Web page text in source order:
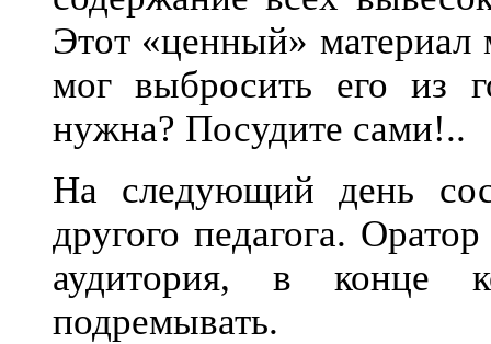
Этот «ценный» материал
мог выбросить его из
нужна? Посудите сами!..
На следующий день
другого педагога.
аудитория, в конце
подремывать.